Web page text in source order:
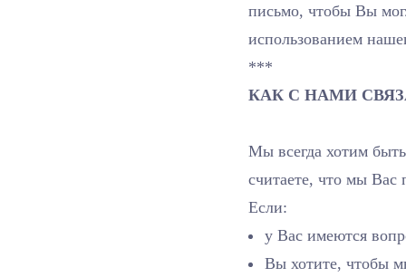
письмо, чтобы Вы
использованием
***
КАК С НАМИ
Мы всегда хотим
считаете, что мы Вас
Если:
у Вас имеются
Вы хотите, чтобы